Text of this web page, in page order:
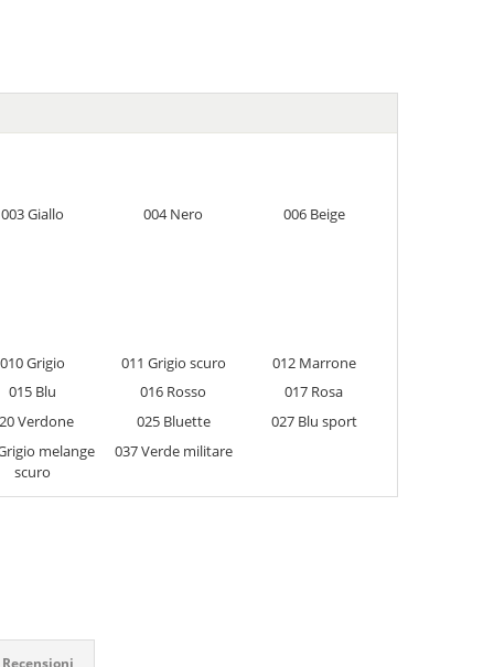
003 Giallo 004 Nero 006 Beige
010 Grigio 011 Grigio scuro
012 Marrone
015 Blu 016 Rosso
017 Rosa
Verdone 025 Bluette
027 Blu sport
melange
scuro
037 Verde militare
Recensioni